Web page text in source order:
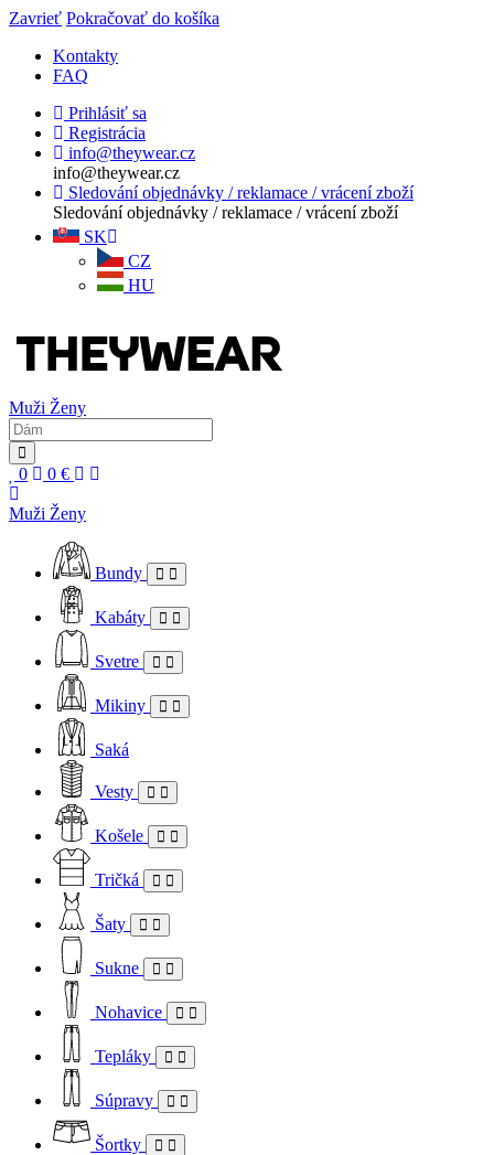
Zavrieť Pokračovať do košíka
Kontakty
FAQ
Prihlásiť sa
Registrácia
info@theywear.cz
info@theywear.cz
Sledování objednávky / reklamace / vrácení zboží
Sledování objednávky / reklamace / vrácení zboží
SK
CZ
HU
Muži Ženy
0 0 €
Muži Ženy
Bundy
Kabáty
Svetre
Mikiny
Saká
Vesty
Košele
Tričká
Šaty
Sukne
Nohavice
Tepláky
Súpravy
Šortky